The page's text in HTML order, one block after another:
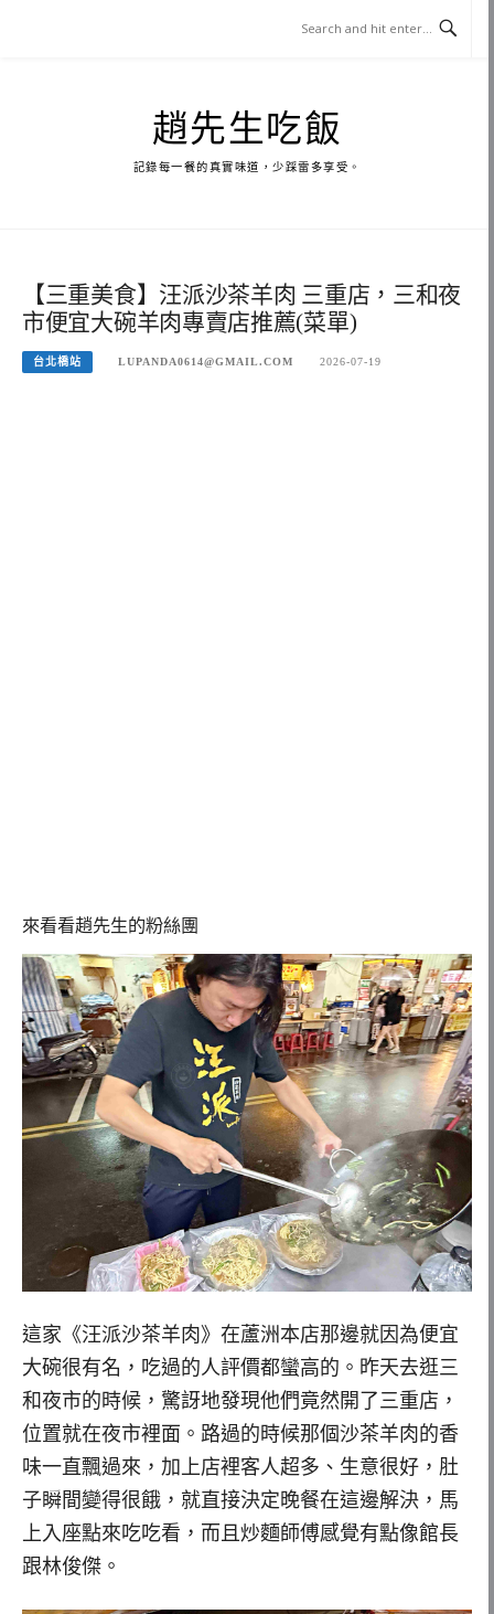
趙先生吃飯
記錄每一餐的真實味道，少踩雷多享受。
【三重美食】汪派沙茶羊肉 三重店，三和夜
市便宜大碗羊肉專賣店推薦(菜單)
台北橋站 LUPANDA0614@GMAIL.COM 2026-07-19
來看看趙先生的粉絲團
這家《汪派沙茶羊肉》在蘆洲本店那邊就因為便宜
大碗很有名，吃過的人評價都蠻高的。昨天去逛三
和夜市的時候，驚訝地發現他們竟然開了三重店，
位置就在夜市裡面。路過的時候那個沙茶羊肉的香
味一直飄過來，加上店裡客人超多、生意很好，肚
子瞬間變得很餓，就直接決定晚餐在這邊解決，馬
上入座點來吃吃看，而且炒麵師傅感覺有點像館長
跟林俊傑。